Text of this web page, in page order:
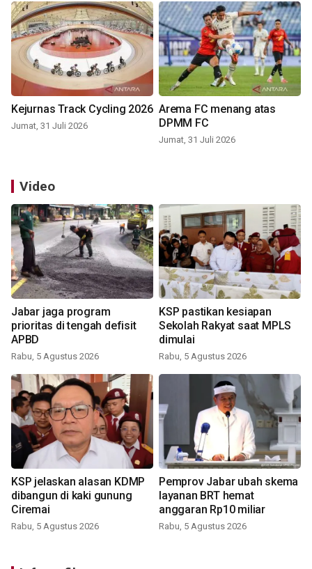
Kejurnas Track Cycling 2026
Jumat, 31 Juli 2026
Arema FC menang atas
DPMM FC
Jumat, 31 Juli 2026
Video
Jabar jaga program
prioritas di tengah defisit
APBD
Rabu, 5 Agustus 2026
KSP pastikan kesiapan
Sekolah Rakyat saat MPLS
dimulai
Rabu, 5 Agustus 2026
KSP jelaskan alasan KDMP
dibangun di kaki gunung
Ciremai
Rabu, 5 Agustus 2026
Pemprov Jabar ubah skema
layanan BRT hemat
anggaran Rp10 miliar
Rabu, 5 Agustus 2026